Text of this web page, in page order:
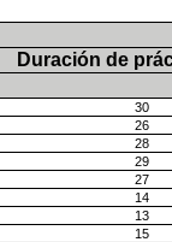
Duración de
30
26
28
29
27
14
13
15